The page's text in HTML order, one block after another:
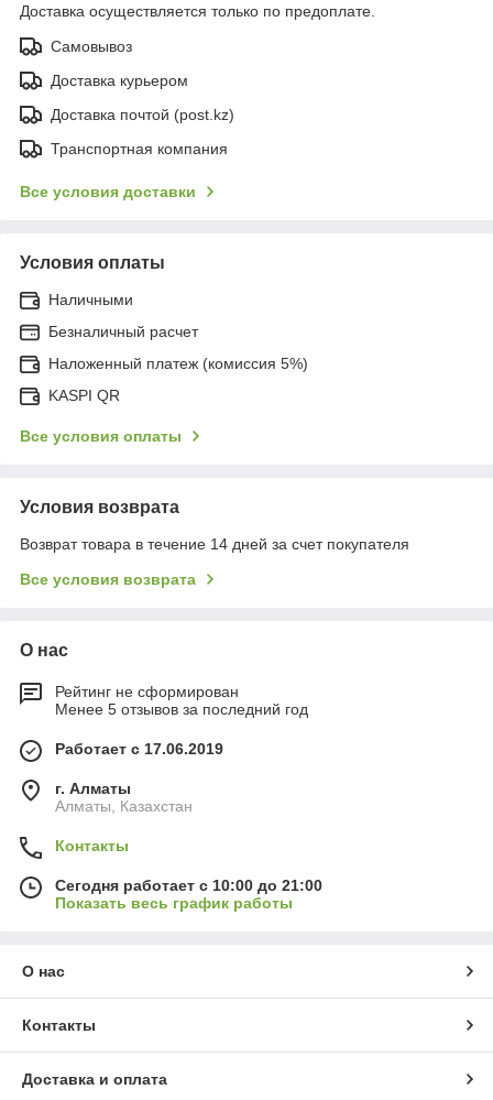
Доставка осуществляется только по предоплате.
Самовывоз
Доставка курьером
Доставка почтой (post.kz)
Транспортная компания
Все условия доставки
Условия оплаты
Наличными
Безналичный расчет
Наложенный платеж (комиссия 5%)
KASPI QR
Все условия оплаты
Условия возврата
Возврат товара в течение 14 дней за счет покупателя
Все условия возврата
О нас
Рейтинг не сформирован
Менее 5 отзывов за последний год
Работает с 17.06.2019
г. Алматы
Алматы, Казахстан
Контакты
Сегодня работает с 10:00 до 21:00
Показать весь график работы
О нас
Контакты
Доставка и оплата